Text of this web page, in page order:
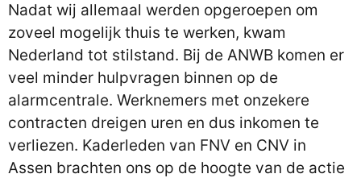
Nadat wij allemaal werden opgeroepen om
zoveel mogelijk thuis te werken, kwam
Nederland tot stilstand. Bij de ANWB komen er
veel minder hulpvragen binnen op de
alarmcentrale. Werknemers met onzekere
contracten dreigen uren en dus inkomen te
verliezen. Kaderleden van FNV en CNV in
Assen brachten ons op de hoogte van de actie